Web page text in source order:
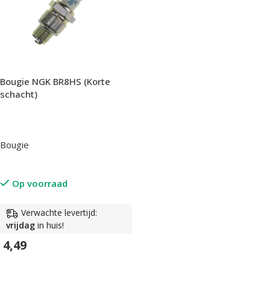
Bougie NGK BR8HS (Korte
schacht)
Bougie
Op voorraad
Verwachte levertijd:
vrijdag in huis!
4,49